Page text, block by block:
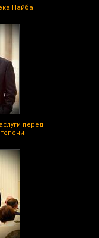
Найба
перед